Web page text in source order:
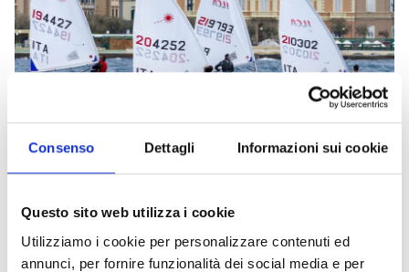
Consenso Dettagli Informazioni sui cookie
Questo sito web utilizza i cookie
Utilizziamo i cookie per personalizzare contenuti ed
annunci, per fornire funzionalità dei social media e per
International Sailing Week 2024